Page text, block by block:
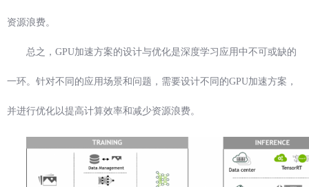
资源浪费。
总之，GPU加速方案的设计与优化是深度学习应用中不可或缺的
一环。针对不同的应用场景和问题，需要设计不同的GPU加速方案，
并进行优化以提高计算效率和减少资源浪费。